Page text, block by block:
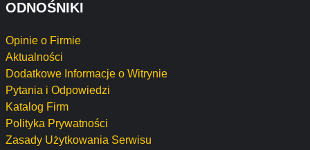
ODNOŚNIKI
Opinie o Firmie
Aktualności
Dodatkowe Informacje o Witrynie
Pytania i Odpowiedzi
Katalog Firm
Polityka Prywatności
Zasady Użytkowania Serwisu